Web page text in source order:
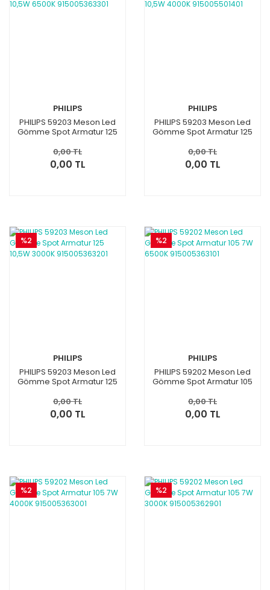
PHILIPS
PHILIPS 59203 Meson Led
Gömme Spot Armatur 125
0,00 TL
0,00 TL
PHILIPS
PHILIPS 59203 Meson Led
Gömme Spot Armatur 125
0,00 TL
0,00 TL
%2
PHILIPS
PHILIPS 59203 Meson Led
Gömme Spot Armatur 125
0,00 TL
0,00 TL
%2
PHILIPS
PHILIPS 59202 Meson Led
Gömme Spot Armatur 105
0,00 TL
0,00 TL
%2 %2